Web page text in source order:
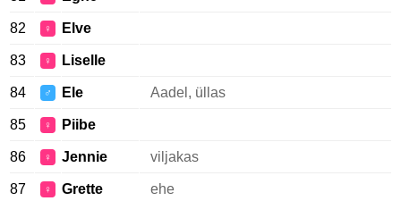
82 ♀ Elve
83 ♀ Liselle
84 ♂ Ele Aadel, üllas
85 ♀ Piibe
86 ♀ Jennie viljakas
87 ♀ Grette ehe